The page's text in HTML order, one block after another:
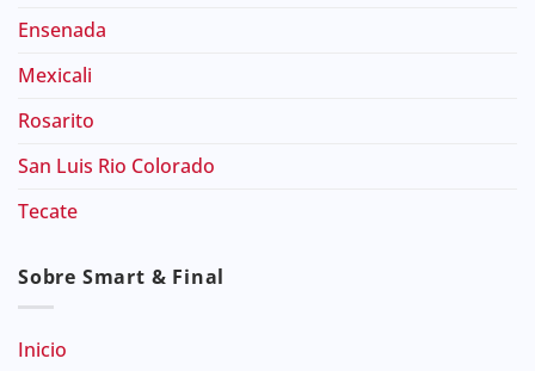
Ensenada
Mexicali
Rosarito
San Luis Rio Colorado
Tecate
Sobre Smart & Final
Inicio